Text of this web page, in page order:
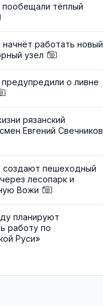
пообещали тёплый
работать новый
узел
предупредили о ливне
рязанский
Евгений Свечников
создают пешеходный
лесопарк и
Вожи
планируют
работу по
Руси»